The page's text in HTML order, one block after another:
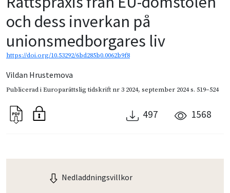
och dess inverkan på
unionsmedborgares liv
https://doi.org/10.53292/6bd285b0.0062b9f8
Vildan Hrustemova
Publicerad iEuroparättslig tidskrift nr 3 2024, september 2024s. 519–524
497 1568
Nedladdningsvillkor